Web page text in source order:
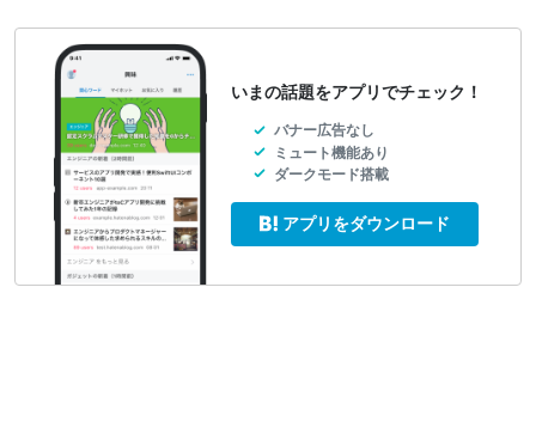
いまの話題をアプリでチェック！
バナー広告なし
ミュート機能あり
ダークモード搭載
アプリをダウンロード